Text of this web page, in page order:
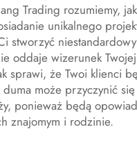
Trading rozumiemy,
unikalnego
stworzyć
oddaje wizerunek
sprawi, że Twoi klienci
duma może przyczynić
ponieważ będą
znajomym i rodzinie.